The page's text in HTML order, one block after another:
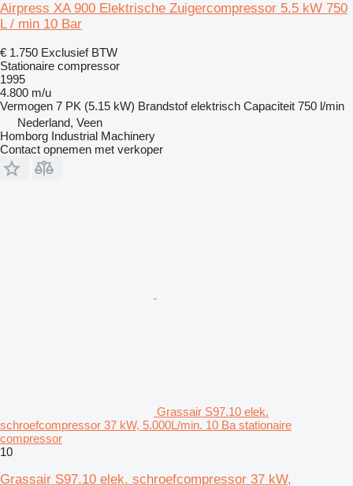
Airpress XA 900 Elektrische Zuigercompressor 5.5 kW 750
L / min 10 Bar
€ 1.750 Exclusief BTW
Stationaire compressor
1995
4.800 m/u
Vermogen 7 PK (5.15 kW) Brandstof elektrisch Capaciteit 750 l/min
Nederland, Veen
Homborg Industrial Machinery
Contact opnemen met verkoper
Grassair S97.10 elek.
schroefcompressor 37 kW, 5.000L/min. 10 Ba stationaire
compressor
10
Grassair S97.10 elek. schroefcompressor 37 kW,